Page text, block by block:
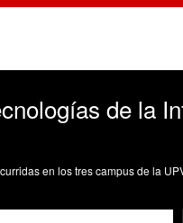
de la
en los tres campus de la